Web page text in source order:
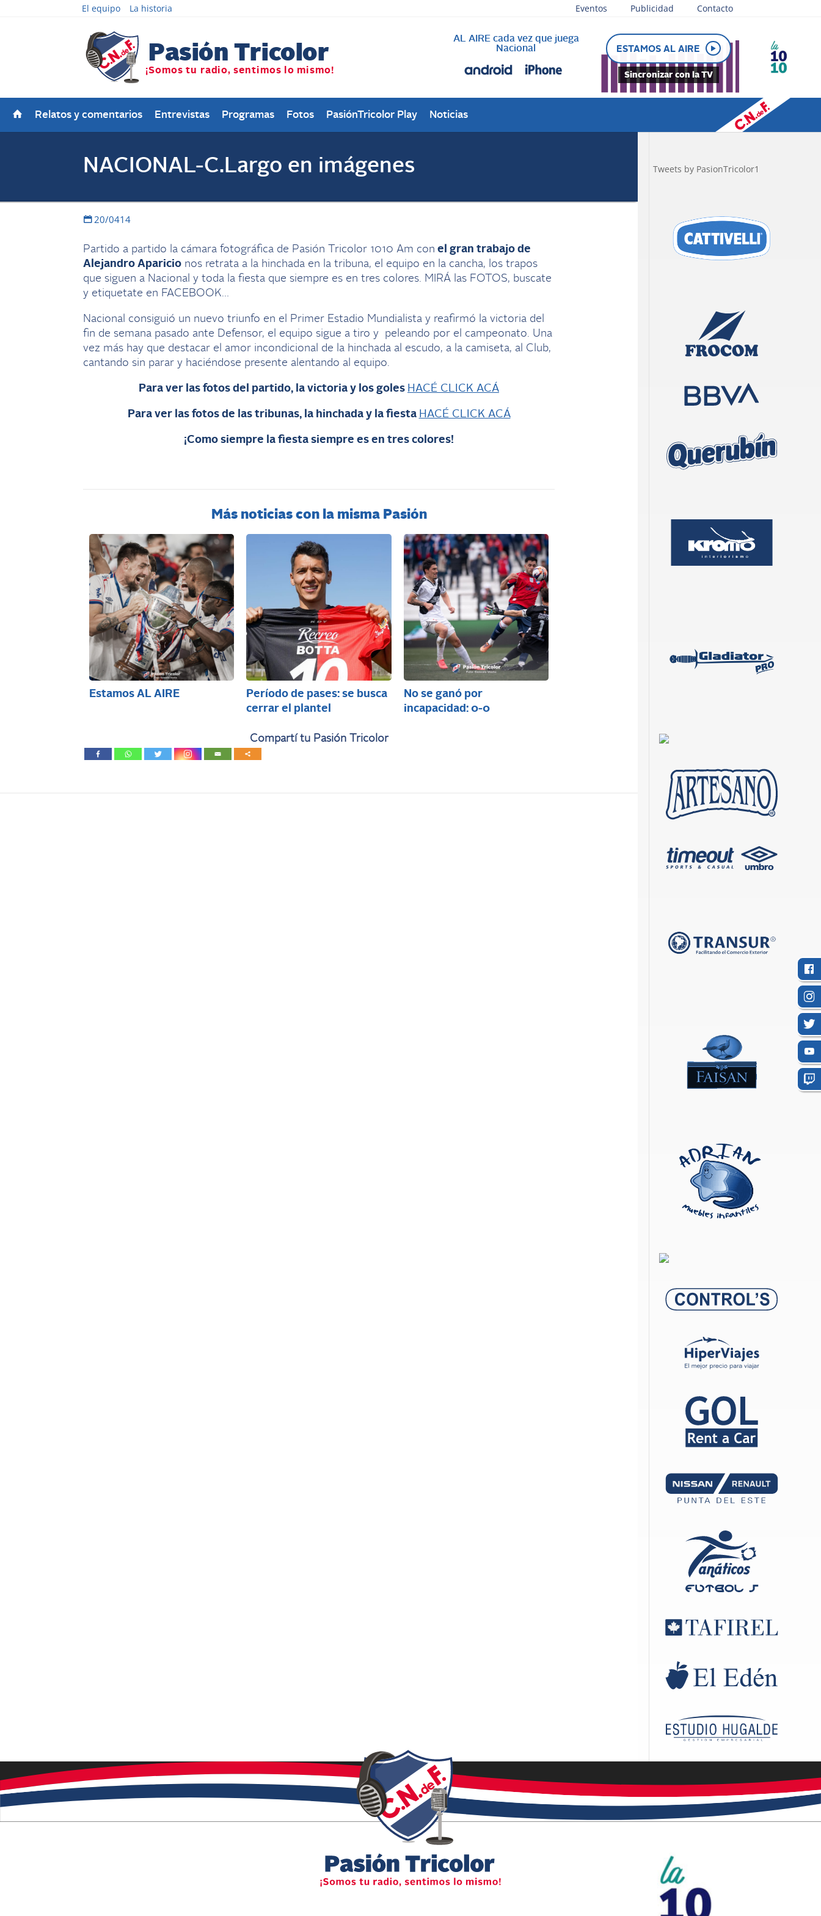
El equipo La historia Eventos Publicidad Contacto
AL AIRE cada vez que juega
Nacional
ESTAMOS AL AIRE
Sincronizar con la TV
Relatos y comentarios Entrevistas Programas Fotos PasiónTricolor Play Noticias
NACIONAL-C.Largo en imágenes
20/0414
Partido a partido la cámara fotográfica de Pasión Tricolor 1010 Am con el gran trabajo de
Alejandro Aparicionos retrata a la hinchada en la tribuna, el equipo en la cancha, los trapos
que siguen a Nacional y toda la fiesta que siempre es en tres colores. MIRÁ las FOTOS, buscate
y etiquetate en FACEBOOK…
Nacional consiguió un nuevo triunfo en el Primer Estadio Mundialista y reafirmó la victoria del
fin de semana pasado ante Defensor, el equipo sigue a tiro y peleando por el campeonato. Una
vez más hay que destacar el amor incondicional de la hinchada al escudo, a la camiseta, al Club,
cantando sin parar y haciéndose presente alentando al equipo.
Para ver las fotos del partido, la victoria y los goles HACÉ CLICK ACÁ
Para ver las fotos de las tribunas, la hinchada y la fiesta HACÉ CLICK ACÁ
¡Como siempre la fiesta siempre es en tres colores!
Más noticias con la misma Pasión
Estamos AL AIRE
Período de pases: se busca
cerrar el plantel
No se ganó por
incapacidad: 0-0
Compartí tu Pasión Tricolor
Tweets by PasionTricolor1